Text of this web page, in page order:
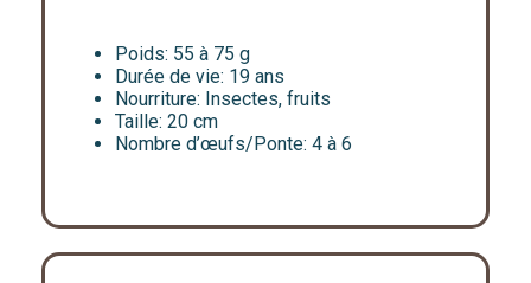
Poids: 55 à 75 g
Durée de vie: 19 ans
Nourriture: Insectes, fruits
Taille: 20 cm
Nombre d’œufs/Ponte: 4 à 6